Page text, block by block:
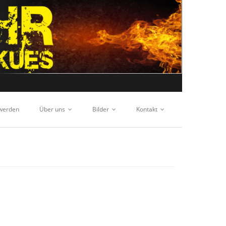
Über uns Bilder Kontakt